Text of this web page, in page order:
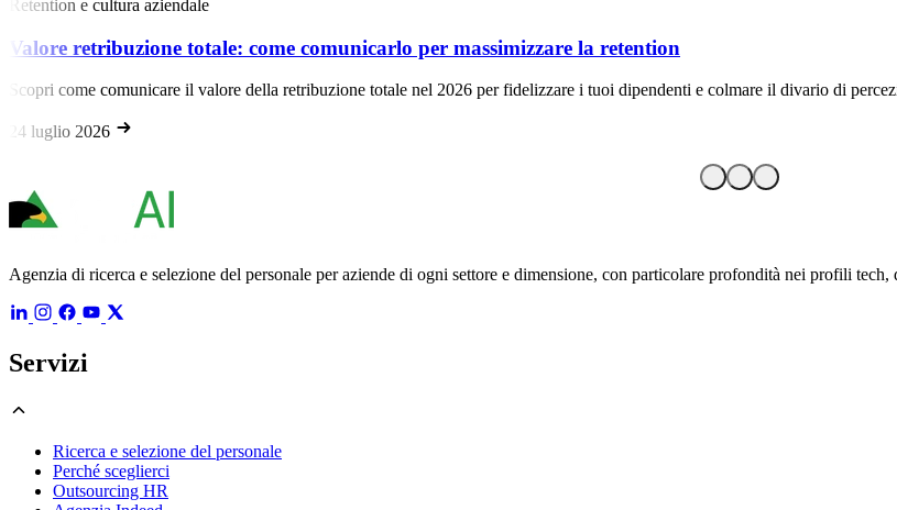
come comunicarlo per massimizzare la retention
della retribuzione totale nel 2026 per fidelizzare i tuoi dipendenti e colmare il divario di percezione.
Agenzia di ricerca e selezione del personale per aziende di ogni settore e dimensione, con particolare profondità nei profili tech,
Servizi
Ricerca e selezione del personale
Perché sceglierci
Outsourcing HR